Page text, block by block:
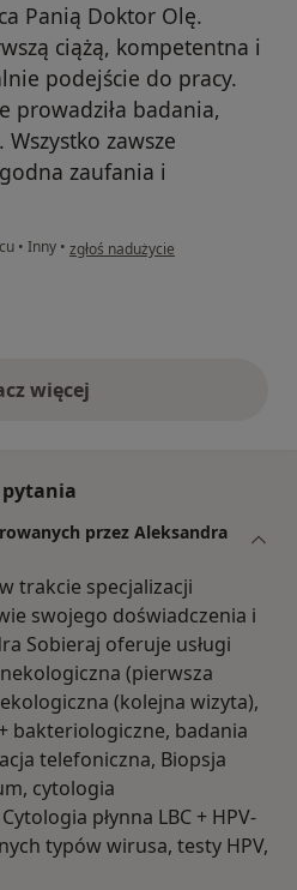
Panią Doktor Olę.
ciążą, kompetentna i
podejście do pracy.
prowadziła badania,
zawsze
zaufania i
• Inny • w opinii użytkownika Justyna
zgłoś nadużycie
więcej
opinie powyżej
pytania
przez Aleksandra
trakcie specjalizacji
swojego doświadczenia i
Sobieraj oferuje usługi
(pierwsza
(kolejna wizyta),
bakteriologiczne, badania
telefoniczna, Biopsja
cytologia
płynna LBC + HPV-
typów wirusa, testy HPV,